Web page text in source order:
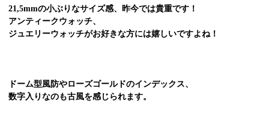
21,5mmの小ぶりなサイズ感、昨今では貴重です！
アンティークウォッチ、
ジュエリーウォッチがお好きな方には嬉しいですよね！
ドーム型風防やローズゴールドのインデックス、
数字入りなのも古風を感じられます。